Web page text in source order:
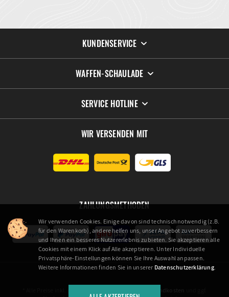
KUNDENSERVICE
WAFFEN-SCHAULADE
SERVICE HOTLINE
WIR VERSENDEN MIT
ZAHLUNGSMETHODEN
Wir verwenden Cookies. Einige davon sind technisch notwendig (z.B.
für den Warenkorb), andere helfen uns, unser Angebot zu verbessern
und Ihnen ein besseres Nutzererlebnis zu bieten. Sie akzeptieren alle
Cookies mit einem Klick auf Alle akzeptieren. Unter Individuelle
Privatsphäre-Einstellungen können Sie Ihre Auswahl anpassen.
Weitere Informationen finden Sie in unserer Datenschutzerklärung.